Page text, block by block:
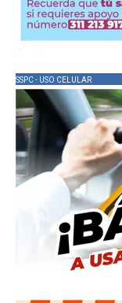
SSPC - USO CELULAR